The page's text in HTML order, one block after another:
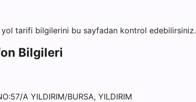
tarifi bilgilerini bu sayfadan kontrol edebilirsiniz.
Bilgileri
A YILDIRIM/BURSA, YILDIRIM